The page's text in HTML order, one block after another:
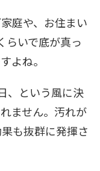
庭や、お住まい
らいで底が真っ
よね。
、という風に決
ません。汚れが
も抜群に発揮さ